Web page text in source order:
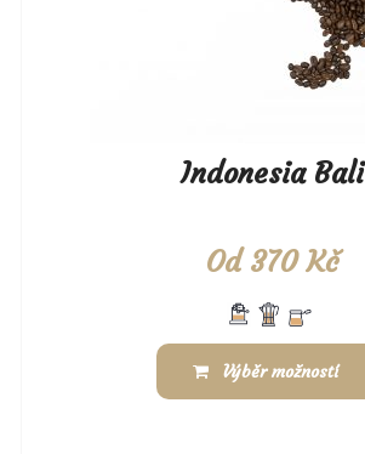
Indonesia Bali
Od370Kč
Výběr možností